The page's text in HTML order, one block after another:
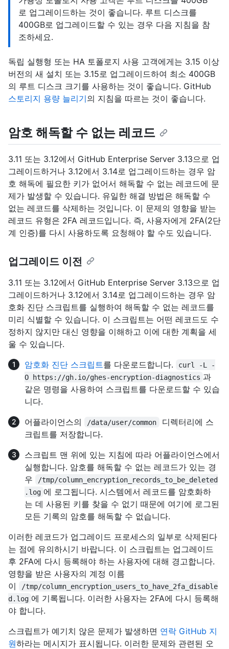
로 업그레이드하는 것이 좋습니다. 루트 디스크를
400GB로 업그레이드할 수 있는 경우 다음 지침을 참
조하세요.
독립 실행형 또는 HA 토폴로지 사용 고객에게는 3.15 이상
버전의 새 설치 또는 3.15로 업그레이드하여 최소 400GB
의 루트 디스크 크기를 사용하는 것이 좋습니다. GitHub
스토리지 용량 늘리기의 지침을 따르는 것이 좋습니다.
암호 해독할 수 없는 레코드
3.11 또는 3.12에서 GitHub Enterprise Server 3.13으로 업
그레이드하거나 3.12에서 3.14로 업그레이드하는 경우 암
호 해독에 필요한 키가 없어서 해독할 수 없는 레코드에 문
제가 발생할 수 있습니다. 유일한 해결 방법은 해독할 수
없는 레코드를 삭제하는 것입니다. 이 문제의 영향을 받는
레코드 유형은 2FA 레코드입니다. 즉, 사용자에게 2FA(2단
계 인증)를 다시 사용하도록 요청해야 할 수도 있습니다.
업그레이드 이전
3.11 또는 3.12에서 GitHub Enterprise Server 3.13으로 업
그레이드하거나 3.12에서 3.14로 업그레이드하는 경우 암
호화 진단 스크립트를 실행하여 해독할 수 없는 레코드를
미리 식별할 수 있습니다. 이 스크립트는 어떤 레코드도 수
정하지 않지만 대신 영향을 이해하고 이에 대한 계획을 세
울 수 있습니다.
암호화 진단 스크립트를 다운로드합니다.
curl -L -
O https://gh.io/ghes-encryption-diagnostics 과
같은 명령을 사용하여 스크립트를 다운로드할 수 있습
니다.
어플라이언스의
/data/user/common
디렉터리에 스
크립트를 저장합니다.
스크립트 맨 위에 있는 지침에 따라 어플라이언스에서
실행합니다. 암호를 해독할 수 없는 레코드가 있는 경
우
/tmp/column_encryption_records_to_be_deleted
.log 에 로그됩니다. 시스템에서 레코드를 암호화하
는 데 사용된 키를 찾을 수 없기 때문에 여기에 로그된
모든 기록의 암호를 해독할 수 없습니다.
이러한 레코드가 업그레이드 프로세스의 일부로 삭제된다
는 점에 유의하시기 바랍니다. 이 스크립트는 업그레이드
후 2FA에 다시 등록해야 하는 사용자에 대해 경고합니다.
영향을 받은 사용자의 계정 이름
이
/tmp/column_encryption_users_to_have_2fa_disable
d.log 에 기록됩니다. 이러한 사용자는 2FA에 다시 등록해
야 합니다.
스크립트가 예기치 않은 문제가 발생하면 연락 GitHub 지
원하라는 메시지가 표시됩니다. 이러한 문제와 관련된 오